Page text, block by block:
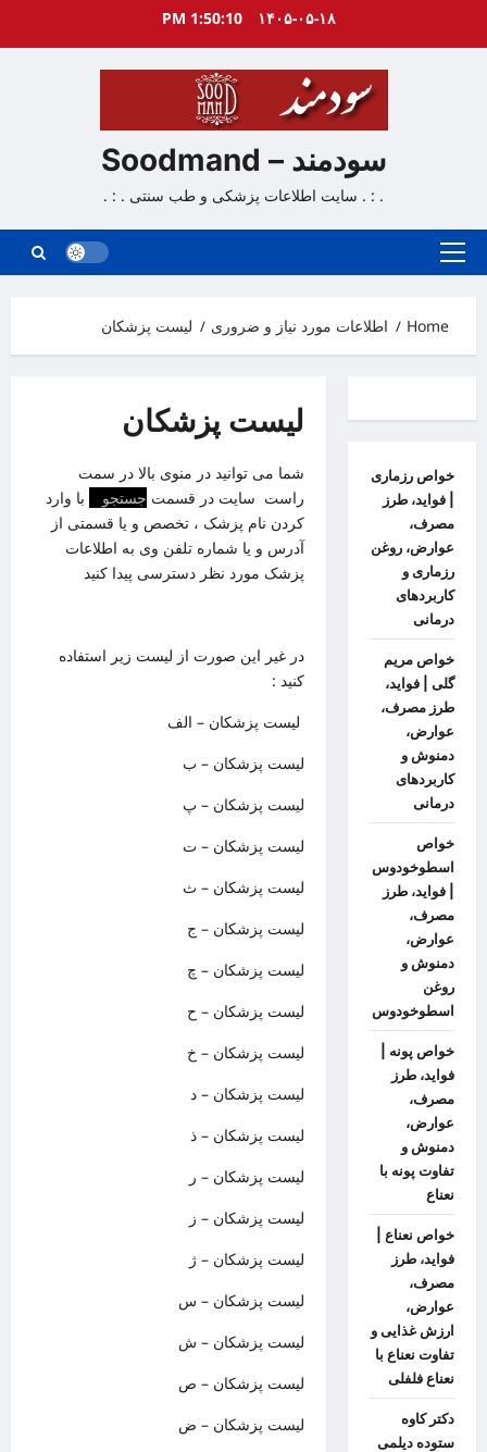
۱۴۰۵-۰۵-۱۸ 1:50:11 PM
سودمند – Soodmand
. : . سایت اطلاعات پزشکی و طب سنتی . : .
Primary
Home
اطلاعات مورد نیاز و ضروری لیست پزشکان
لیست پزشکان
شما می توانید در منوی بالا در سمت
راست سایت در قسمت جستجو
با وارد
کردن نام پزشک ، تخصص و یا قسمتی از
آدرس و یا شماره تلفن وی به اطلاعات
پزشک مورد نظر دسترسی پیدا کنید
در غیر این صورت از لیست زیر استفاده
کنید :
لیست پزشکان – الف
لیست پزشکان – ب
لیست پزشکان – پ
لیست پزشکان – ت
لیست پزشکان – ث
لیست پزشکان – ج
لیست پزشکان – چ
لیست پزشکان – ح
لیست پزشکان – خ
لیست پزشکان – د
لیست پزشکان – ذ
لیست پزشکان – ر
لیست پزشکان – ز
لیست پزشکان – ژ
لیست پزشکان – س
لیست پزشکان – ش
لیست پزشکان – ص
لیست پزشکان – ض
خواص رزماری
| فواید، طرز
مصرف،
عوارض، روغن
رزماری و
کاربردهای
درمانی
خواص مریم
گلی | فواید،
طرز مصرف،
عوارض،
دمنوش و
کاربردهای
درمانی
خواص
اسطوخودوس
| فواید، طرز
مصرف،
عوارض،
دمنوش و
روغن
اسطوخودوس
خواص پونه |
فواید، طرز
مصرف،
عوارض،
دمنوش و
تفاوت پونه با
نعناع
خواص نعناع |
فواید، طرز
مصرف،
عوارض،
ارزش غذایی و
تفاوت نعناع با
نعناع فلفلی
دکتر کاوه
ستوده دیلمی